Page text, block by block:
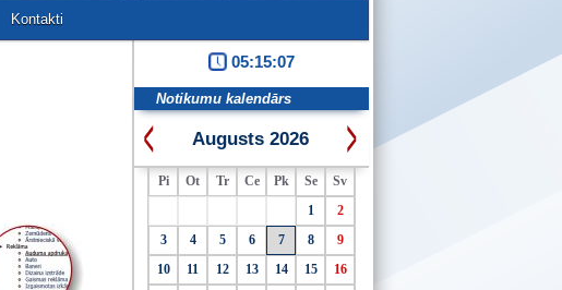
Kontakti
05:15:08
Notikumu kalendārs
Augusts 2026
Pi Ot Tr Ce Pk Se
Sv
1
2
3
4 5 6 7 8
9
10
11 12 13 14 15
16